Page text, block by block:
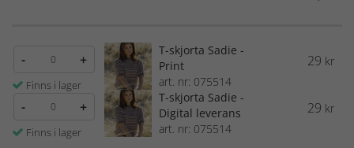
- +
Finns i lager
T-skjorta Sadie -
Print
art. nr: 075514
29 kr
- +
Finns i lager
T-skjorta Sadie -
Digital leverans
art. nr: 075514
29 kr